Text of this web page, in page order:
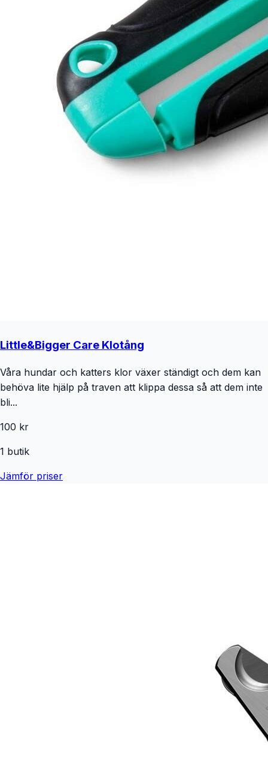
Little&Bigger Care Klotång
Våra hundar och katters klor växer ständigt och dem kan
behöva lite hjälp på traven att klippa dessa så att dem inte
bli...
100 kr
1 butik
Jämför priser